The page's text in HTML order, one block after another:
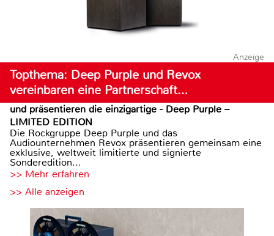
Anzeige
Topthema: Deep Purple und Revox
vereinbaren eine Partnerschaft…
und präsentieren die einzigartige - Deep Purple –
LIMITED EDITION
Die Rockgruppe Deep Purple und das
Audiounternehmen Revox präsentieren gemeinsam eine
exklusive, weltweit limitierte und signierte
Sonderedition...
>> Mehr erfahren
>> Alle anzeigen